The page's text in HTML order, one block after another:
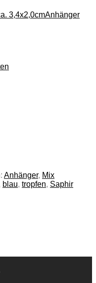
3,4x2,0cmAnhänger
Anhänger, Mix
blau, tropfen, Saphir